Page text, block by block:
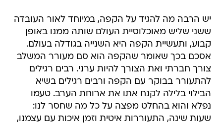
יש הרבה מה להגיד על הקפה, במיוחד לאור העובדה
ששני שליש מאוכלוסיית העולם שותה ממנו באופן
קבוע, ותעשיית הקפה היא השנייה בגודלה בעולם.
אסכם בכך שאומר שהקפה הוא סם מעורר המשלב
צורך חברתי ואת הצורך להיות ערני. רבים רגילים
להתעורר בבוקר עם הקפה ורבים רגילים בשיא
הבילוי בלילה לקנח אתו את ארוחת הערב. טעמו
נפלא והוא בהחלט מפצה על כל מה שחסר לנו:
שעות שינה, התעוררות איטית וזמן איכות עם עצמנו,